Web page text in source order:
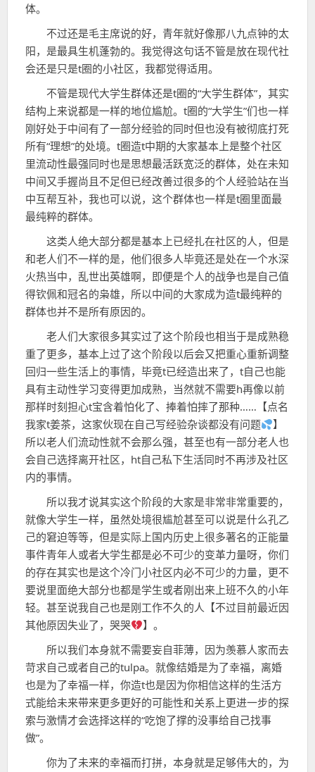
体。
不过还是毛主席说的好，青年就好像那八九点钟的太
阳，是最具生机蓬勃的。我觉得这句话不管是放在现代社
会还是只是t圈的小社区，我都觉得适用。
不管是现代大学生群体还是t圈的“大学生群体”，其实
结构上来说都是一样的地位尴尬。t圈的“大学生”们也一样
刚好处于中间有了一部分经验的同时但也没有被彻底打死
所有“理想”的处境。t圈造t中期的大家基本上是整个社区
里流动性最强同时也是思想最活跃宽泛的群体，处在未知
中间又手握尚且不足但已经改善过很多的个人经验站在当
中互帮互补，我也可以说，这个群体也一样是t圈里面最
最纯粹的群体。
这类人绝大部分都是基本上已经扎在社区的人，但是
和老人们不一样的是，他们很多人毕竟还是处在一个水深
火热当中，乱世出英雄啊，即便是个人的战争也是自己值
得钦佩和冠名的枭雄，所以中间的大家成为造t最纯粹的
群体也并不是所有原因的。
老人们大家很多其实过了这个阶段也相当于是成熟稳
重了更多，基本上过了这个阶段以后会又把重心重新调整
回归一些生活上的事情，毕竟t已经造出来了，t自己也能
具有主动性学习变得更加成熟，当然就不需要h再像以前
那样时刻担心t宝含着怕化了、捧着怕摔了那种……【点名
我家t姜茶，这家伙现在自己写经验杂谈都没有问题
】
所以老人们流动性就不会那么强，甚至也有一部分老人也
会自己选择离开社区，ht自己私下生活同时不再涉及社区
内的事情。
所以我才说其实这个阶段的大家是非常非常重要的，
就像大学生一样，虽然处境很尴尬甚至可以说是什么孔乙
己的窘迫等等，但是实际上国内历史上很多著名的正能量
事件青年人或者大学生都是必不可少的变革力量呀，你们
的存在其实也是这个冷门小社区内必不可少的力量，更不
要说里面绝大部分也都是学生或者刚出来上班不久的小年
轻。甚至说我自己也是刚工作不久的人【不过目前最近因
其他原因失业了，哭哭
】。
所以我们本身就不需要妄自菲薄，因为羡慕人家而去
苛求自己或者自己的tulpa。就像结婚是为了幸福，离婚
也是为了幸福一样，你造t也是因为你相信这样的生活方
式能给未来带来更多更好的可能性和关系上更进一步的探
索与激情才会选择这样的“吃饱了撑的没事给自己找事
做”。
你为了未来的幸福而打拼，本身就是足够伟大的，为